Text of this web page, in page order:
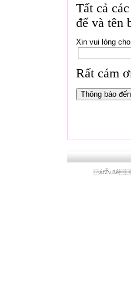
Tất cả
để và tên
Xin vui lòng
Rất cám